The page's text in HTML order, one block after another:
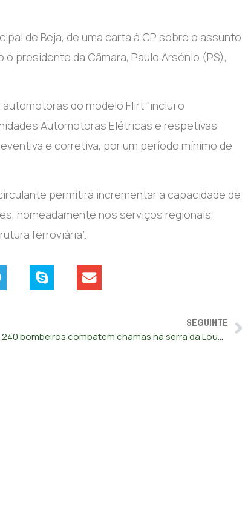
de Beja, de uma carta à CP sobre o assunto
presidente da Câmara, Paulo Arsénio (PS),
do modelo Flirt “inclui o
Automotoras Elétricas e respetivas
e corretiva, por um período mínimo de
permitirá incrementar a capacidade de
nomeadamente nos serviços regionais,
ferroviária”.
SEGUINTE
Mais de 240 bombeiros combatem chamas na serra da Lousã